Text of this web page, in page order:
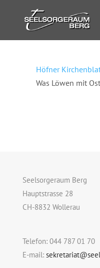
Höfner
Was Löwen mit
Seelsorgeraum Berg
Hauptstrasse 28
CH-8832 Wollerau
Telefon: 044 787 01 70
E-mail: